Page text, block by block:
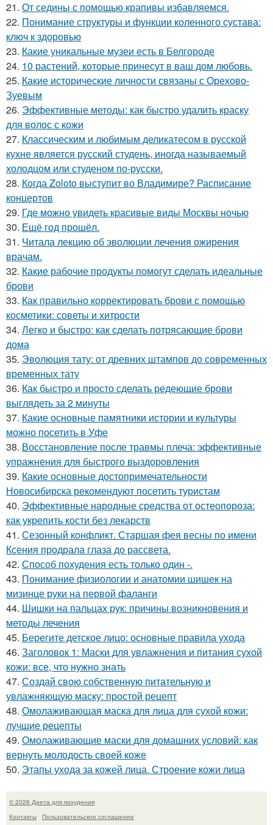
21. От седины с помощью крапивы избавляемся.
22. Понимание структуры и функции коленного сустава:
ключ к здоровью
23. Какие уникальные музеи есть в Белгороде
24. 10 растений, которые принесут в ваш дом любовь.
25. Какие исторические личности связаны с Орехово-
Зуевым
26. Эффективные методы: как быстро удалить краску
для волос с кожи
27. Классическим и любимым деликатесом в русской
кухне является русский студень, иногда называемый
холодцом или студеном по-русски.
28. Когда Zoloto выступит во Владимире? Расписание
концертов
29. Где можно увидеть красивые виды Москвы ночью
30. Ещё год прошёл.
31. Читала лекцию об эволюции лечения ожирения
врачам.
32. Какие рабочие продукты помогут сделать идеальные
брови
33. Как правильно корректировать брови с помощью
косметики: советы и хитрости
34. Легко и быстро: как сделать потрясающие брови
дома
35. Эволюция тату: от древних штампов до современных
временных тату
36. Как быстро и просто сделать редеющие брови
выглядеть за 2 минуты
37. Какие основные памятники истории и культуры
можно посетить в Уфе
38. Восстановление после травмы плеча: эффективные
упражнения для быстрого выздоровления
39. Какие основные достопримечательности
Новосибирска рекомендуют посетить туристам
40. Эффективные народные средства от остеопороза:
как укрепить кости без лекарств
41. Сезонный конфликт. Старшая фея весны по имени
Ксения продрала глаза до рассвета.
42. Способ похудения есть только один -.
43. Понимание физиологии и анатомии шишек на
мизинце руки на первой фаланги
44. Шишки на пальцах рук: причины возникновения и
методы лечения
45. Берегите детское лицо: основные правила ухода
46. Заголовок 1: Маски для увлажнения и питания сухой
кожи: все, что нужно знать
47. Создай свою собственную питательную и
увлажняющую маску: простой рецепт
48. Омолаживающая маска для лица для сухой кожи:
лучшие рецепты
49. Омолаживающие маски для домашних условий: как
вернуть молодость своей коже
50. Этапы ухода за кожей лица. Строение кожи лица
© 2026 Диета для похудения
Контакты
Пользовательское соглашение